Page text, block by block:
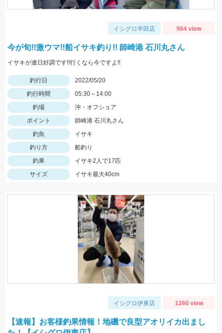
イシグロ半田店 964 view
今が旬!!激ウマ!!船イサキ釣り!! 師崎港 石川丸さん
イサキが連日好調です!!行くなら今ですよ!!
釣行日
2022/05/20
釣行時間
05:30～14:00
釣場
沖・オフショア
ポイント
師崎港 石川丸さん
釣魚
イサキ
釣り方
船釣り
釣果
イサキ2人で17匹
サイズ
イサキ最大40cm
イシグロ伊東店 1260 view
【速報】お客様釣果情報！地磯で良型アオリイカ出まし